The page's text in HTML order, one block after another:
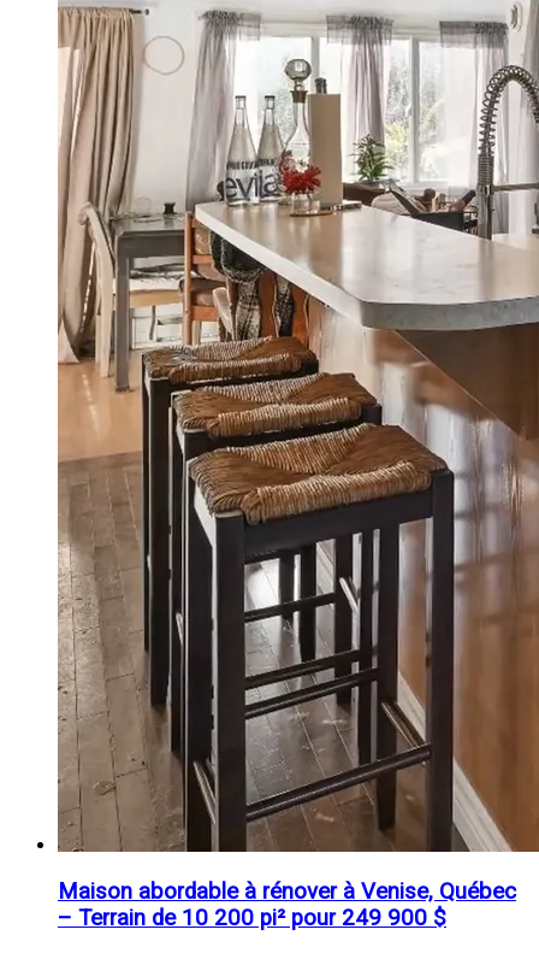
Maison abordable à rénover à Venise, Québec
– Terrain de 10 200 pi² pour 249 900 $